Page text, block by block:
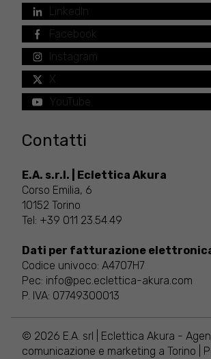
LinkedIn
Facebook
Instagram
X
YouTube
Contatti
E.A. s.r.l. | Eclettica Akura
Corso Emilia, 6
10152 Torino
Tel: +39 011 23.54.49
Dati per fatturazione
Codice univoco: A4707H7
Pec: info@pec.eclettica-akura.com
P. IVA: 07749300013
© 2026 E.A. srl | Eclettica Akura -
comunicazione e marketing a Torino |